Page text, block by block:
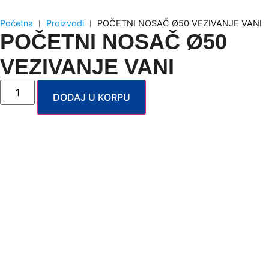
Početna ︱ Proizvodi ︱ POČETNI NOSAČ Ø50 VEZIVANJE VANI
POČETNI NOSAČ Ø50
VEZIVANJE VANI
DODAJ U KORPU